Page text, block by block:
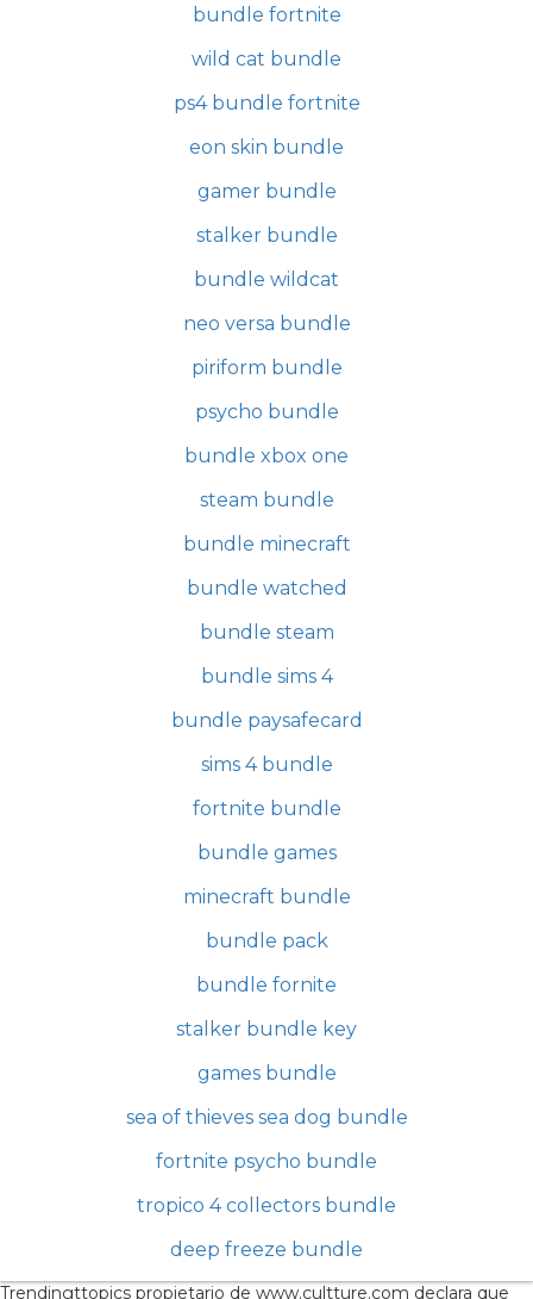
bundle fortnite
wild cat bundle
ps4 bundle fortnite
eon skin bundle
gamer bundle
stalker bundle
bundle wildcat
neo versa bundle
piriform bundle
psycho bundle
bundle xbox one
steam bundle
bundle minecraft
bundle watched
bundle steam
bundle sims 4
bundle paysafecard
sims 4 bundle
fortnite bundle
bundle games
minecraft bundle
bundle pack
bundle fornite
stalker bundle key
games bundle
sea of thieves sea dog bundle
fortnite psycho bundle
tropico 4 collectors bundle
deep freeze bundle
Trendingttopics propietario de www.cultture.com declara que